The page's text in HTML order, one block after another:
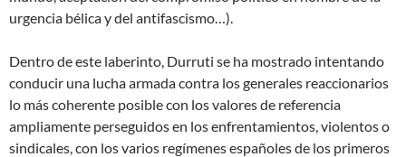
urgencia bélica y del antifascismo…).
Dentro de este laberinto, Durruti se ha mostrado intentando
conducir una lucha armada contra los generales reaccionarios
lo más coherente posible con los valores de referencia
ampliamente perseguidos en los enfrentamientos, violentos o
sindicales, con los varios regímenes españoles de los primeros